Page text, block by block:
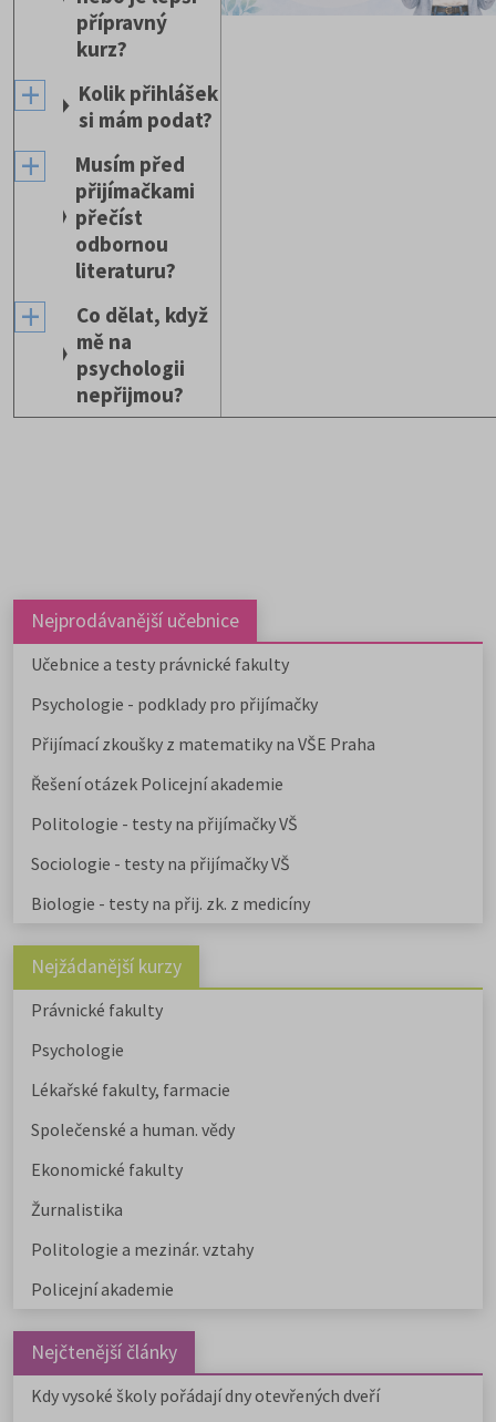
přípravný
kurz?
Kolik přihlášek
si mám podat?
Musím před
přijímačkami
přečíst
odbornou
literaturu?
Co dělat, když
mě na
psychologii
nepřijmou?
Nejprodávanější učebnice
Učebnice a testy právnické fakulty
Psychologie - podklady pro přijímačky
Přijímací zkoušky z matematiky na VŠE Praha
Řešení otázek Policejní akademie
Politologie - testy na přijímačky VŠ
Sociologie - testy na přijímačky VŠ
Biologie - testy na přij. zk. z medicíny
Nejžádanější kurzy
Právnické fakulty
Psychologie
Lékařské fakulty, farmacie
Společenské a human. vědy
Ekonomické fakulty
Žurnalistika
Politologie a mezinár. vztahy
Policejní akademie
Nejčtenější články
Kdy vysoké školy pořádají dny otevřených dveří